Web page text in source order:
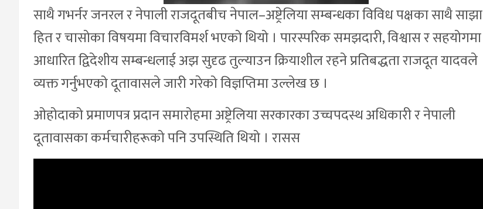
साथै गभर्नर जनरल र नेपाली राजदूतबीच नेपाल–अष्ट्रेलिया सम्बन्धका विविध पक्षका साथै साझा
हित र चासोका विषयमा विचारविमर्श भएको थियो । पारस्परिक समझदारी, विश्वास र सहयोगमा
आधारित द्विदेशीय सम्बन्धलाई अझ सुदृढ तुल्याउन क्रियाशील रहने प्रतिबद्धता राजदूत यादवले
व्यक्त गर्नुभएको दूतावासले जारी गरेको विज्ञप्तिमा उल्लेख छ ।
ओहोदाको प्रमाणपत्र प्रदान समारोहमा अष्ट्रेलिया सरकारका उच्चपदस्थ अधिकारी र नेपाली
दूतावासका कर्मचारीहरूको पनि उपस्थिति थियो । रासस